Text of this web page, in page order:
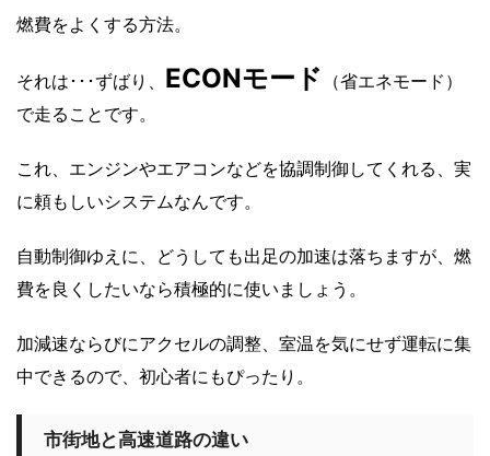
燃費をよくする方法。
それは･･･ずばり、 ECONモード
（省エネモード）
で走ることです。
これ、エンジンやエアコンなどを協調制御してくれる、実
に頼もしいシステムなんです。
自動制御ゆえに、どうしても出足の加速は落ちますが、燃
費を良くしたいなら積極的に使いましょう。
加減速ならびにアクセルの調整、室温を気にせず運転に集
中できるので、初心者にもぴったり。
市街地と高速道路の違い